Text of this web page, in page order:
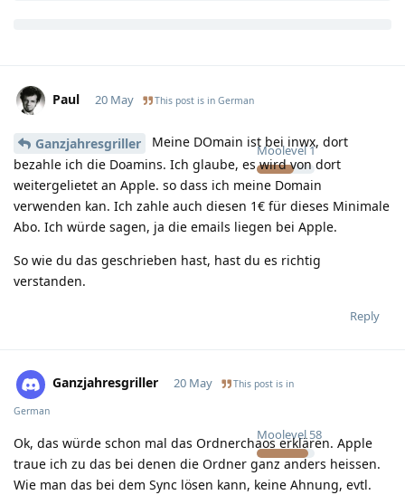
Paul
Moolevel1
20 May This post is in German
Ganzjahresgriller
Meine DOmain ist bei inwx, dort
bezahle ich die Doamins. Ich glaube, es wird von dort
weitergelietet an Apple. so dass ich meine Domain
verwenden kan. Ich zahle auch diesen 1€ für dieses Minimale
Abo. Ich würde sagen, ja die emails liegen bei Apple.
So wie du das geschrieben hast, hast du es richtig
verstanden.
Reply
Ganzjahresgriller
Moolevel 58
20 May This post is in
German
Ok, das würde schon mal das Ordnerchaos erklären. Apple
traue ich zu das bei denen die Ordner ganz anders heissen.
Wie man das bei dem Sync lösen kann, keine Ahnung, evtl.